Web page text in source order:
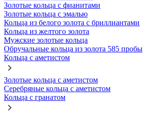
Золотые кольца с фианитами
Золотые кольца с эмалью
Кольца из белого золота с бриллиантами
Кольца из желтого золота
Мужские золотые кольца
Обручальные кольца из золота 585 пробы
Кольца с аметистом
Золотые кольца с аметистом
Серебряные кольца с аметистом
Кольца с гранатом